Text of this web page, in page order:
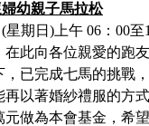
幼親子馬拉松
星期日 ) 上午 06 ： 00至
此向各位親愛的跑
已完成七馬的挑戰
以著婚紗禮服的方
做為本會基金，希